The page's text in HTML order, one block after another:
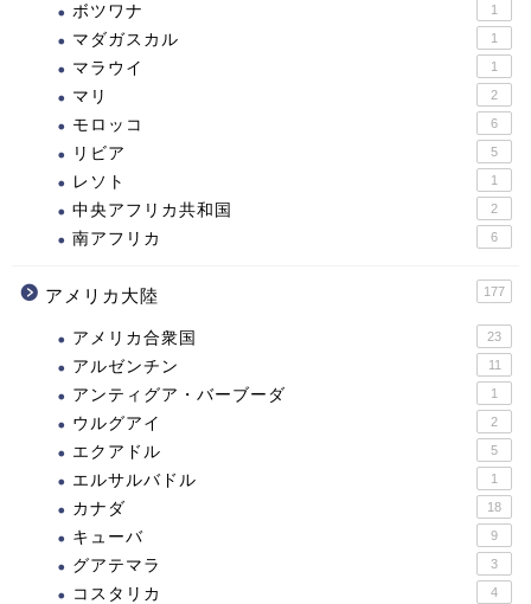
ボツワナ 1
マダガスカル 1
マラウイ 1
マリ 2
モロッコ 6
リビア 5
レソト 1
中央アフリカ共和国 2
南アフリカ 6
アメリカ大陸 177
アメリカ合衆国 23
アルゼンチン 11
アンティグア・バーブーダ 1
ウルグアイ 2
エクアドル 5
エルサルバドル 1
カナダ 18
キューバ 9
グアテマラ 3
コスタリカ 4